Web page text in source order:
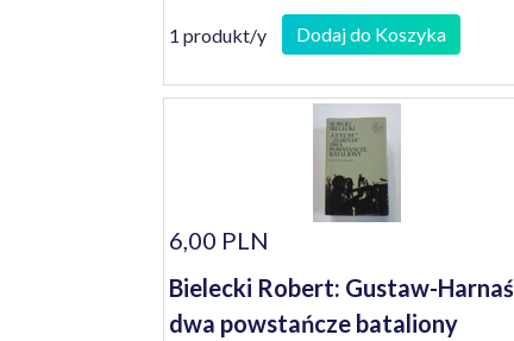
1 produkt/y Dodaj do Koszyka
6,00 PLN
Bielecki Robert: Gustaw-Harnaś
dwa powstańcze bataliony